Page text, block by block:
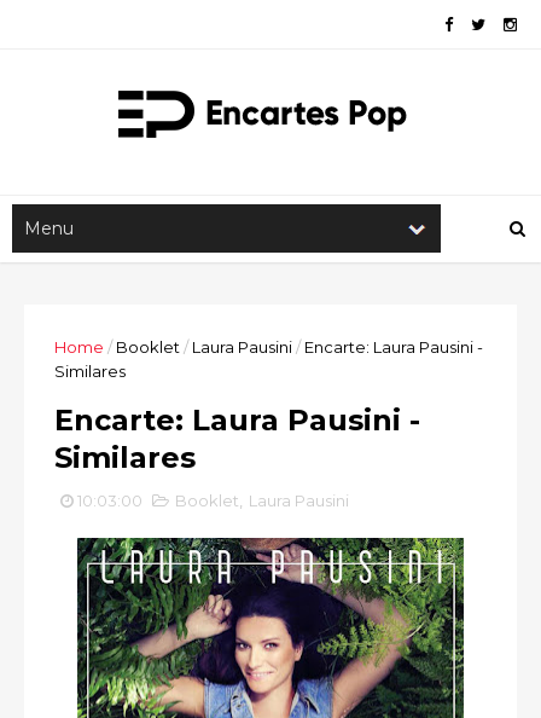
Home / Booklet / Laura Pausini/ Encarte: Laura Pausini -
Similares
Encarte: Laura Pausini -
Similares
10:03:00 Booklet Laura Pausini